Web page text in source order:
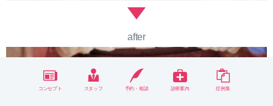
after
コンセプト スタッフ 予約・相談 診療案内 症例集